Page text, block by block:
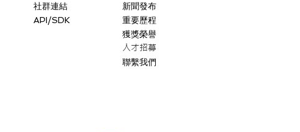
API/SDK
社群連結
新聞發布
重要歷程
獲獎榮譽
人才招募
聯繫我們